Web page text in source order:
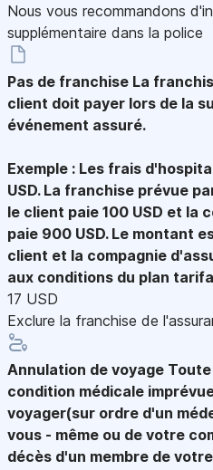
Nous vous recommandons
supplémentaire dans la police
Pas de franchise La
client doit payer lors de la
événement assuré.
Exemple : Les frais
USD. La franchise prévue
le client paie 100 USD et la
paie 900 USD. Le montant
client et la compagnie
aux conditions du plan
17 USD
Exclure la franchise de
Annulation de voyage
condition médicale
voyager(sur ordre d'un
vous - même ou de votre
décès d'un membre de